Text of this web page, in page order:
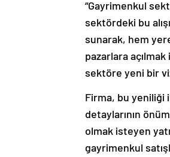
“Gayrimenkul
sektördeki bu
sunarak, hem
pazarlara
sektöre yeni bir
Firma, bu yeniliği
detaylarının
olmak isteyen
gayrimenkul